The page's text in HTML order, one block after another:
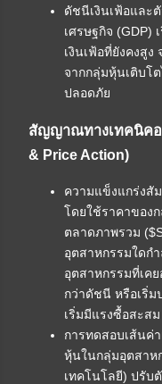
ดัชนีเงินเฟ้อและ
เศรษฐกิจ (GDP)
เงินเฟ้อที่ยังคงสู
จากกลุ่มหุ้นเติบ
ปลอดภัย
สัญญาณทางเทคนิคอ
& Price Action)
ความแข็งแกร่งสั
โดยใช้ราคาของ
ตลาดภาพรวม
อุตสาหกรรมใดก
อุตสาหกรรมที่เค
กว่าดัชนี หรือเริ่
เริ่มมีแรงซื้อสะสม
การทดสอบเส้นค่
หุ้นในกลุ่มอุตสาห
เทคโนโลยี) ปรับ